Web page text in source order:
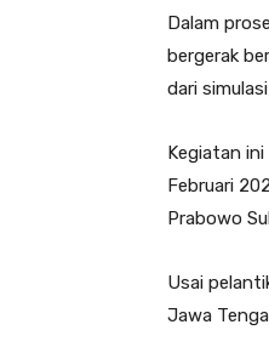
Dalam
bergerak
dari
Kegiatan
Februari
Prabowo
Usai
Jawa